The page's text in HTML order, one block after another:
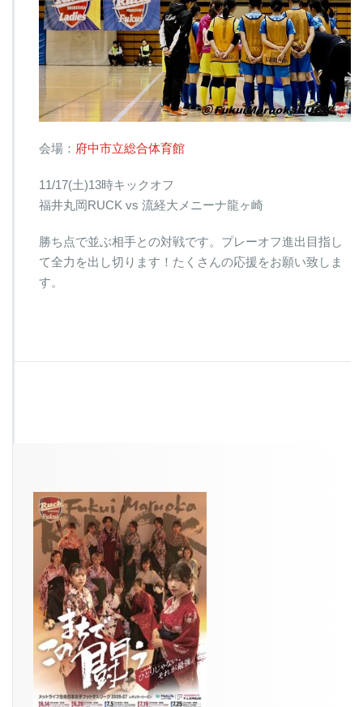
会場： 府中市立総合体育館
11/17(土)13時キックオフ
福井丸岡RUCK vs 流経大メニーナ龍ヶ崎
勝ち点で並ぶ相手との対戦です。プレーオフ進出目指し
て全力を出し切ります！たくさんの応援をお願い致しま
す。